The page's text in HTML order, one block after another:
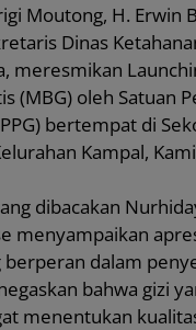
Moutong, H. Erwin
Dinas
meresmikan
(MBG) oleh Satuan
bertempat di
Kampal,
dibacakan
menyampaikan
dalam
bahwa gizi
menentukan